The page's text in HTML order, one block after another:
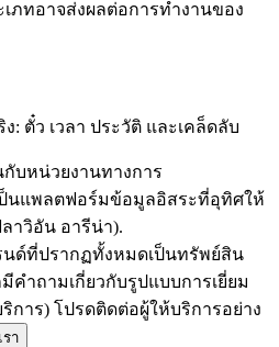
ภทอาจส่งผลต่อการทำงานของ
: ตั๋ว เวลา ประวัติ และเคล็ดลับ
กับหน่วยงานทางการ
เป็นแพลตฟอร์มข้อมูลอิสระที่อุทิศให้
าวิอัน อารีน่า).
นด์ที่ปรากฏทั้งหมดเป็นทรัพย์สิน
คำถามเกี่ยวกับรูปแบบการเยี่ยม
การ) โปรดติดต่อผู้ให้บริการอย่าง
า